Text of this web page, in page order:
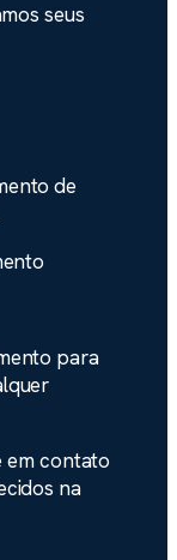
seus
de
para
em contato
na